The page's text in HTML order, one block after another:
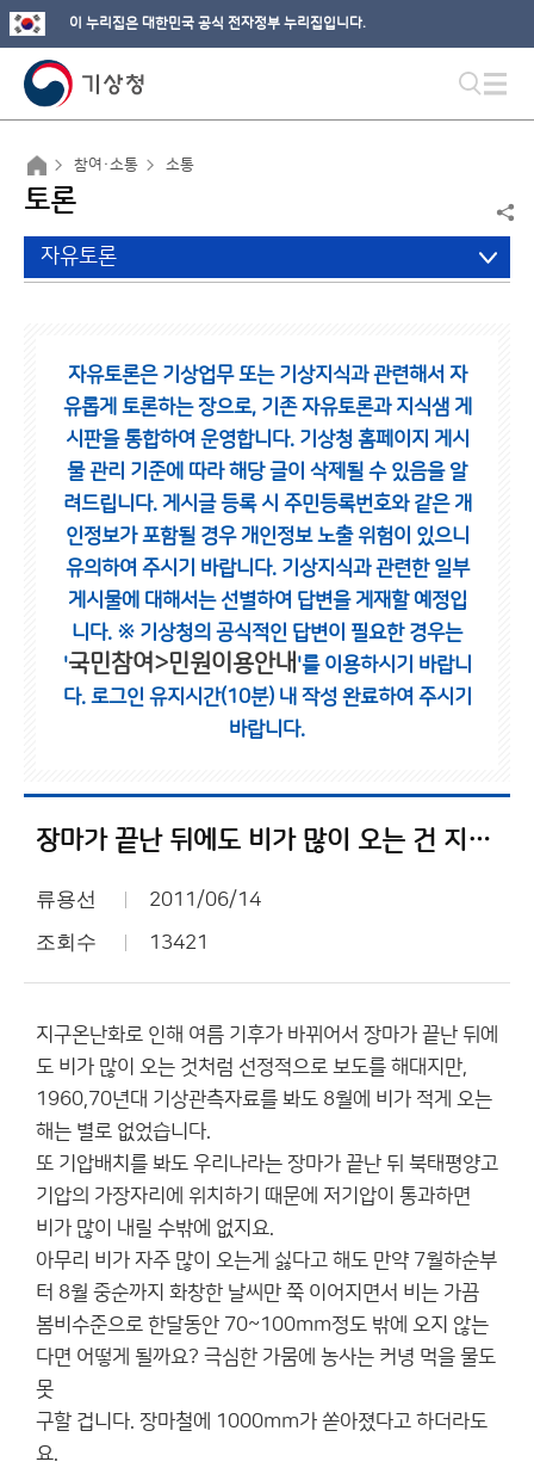
이 누리집은 대한민국 공식 전자정부 누리집입니다.
참여·소통 소통
토론
자유토론
자유토론은 기상업무 또는 기상지식과 관련해서 자
유롭게 토론하는 장으로, 기존 자유토론과 지식샘 게
시판을 통합하여 운영합니다. 기상청 홈페이지 게시
물 관리 기준에 따라 해당 글이 삭제될 수 있음을 알
려드립니다. 게시글 등록 시 주민등록번호와 같은 개
인정보가 포함될 경우 개인정보 노출 위험이 있으니
유의하여 주시기 바랍니다. 기상지식과 관련한 일부
게시물에 대해서는 선별하여 답변을 게재할 예정입
니다. ※ 기상청의 공식적인 답변이 필요한 경우는
'국민참여>민원이용안내 '를 이용하시기 바랍니
다. 로그인 유지시간(10분) 내 작성 완료하여 주시기
바랍니다.
장마가 끝난 뒤에도 비가 많이 오는 건 지극히 정상적인 겁니다.
류용선 2011/06/14
조회수 13421
지구온난화로 인해 여름 기후가 바뀌어서 장마가 끝난 뒤에
도 비가 많이 오는 것처럼 선정적으로 보도를 해대지만,
1960,70년대 기상관측자료를 봐도 8월에 비가 적게 오는
해는 별로 없었습니다.
또 기압배치를 봐도 우리나라는 장마가 끝난 뒤 북태평양고
기압의 가장자리에 위치하기 때문에 저기압이 통과하면
비가 많이 내릴 수밖에 없지요.
아무리 비가 자주 많이 오는게 싫다고 해도 만약 7월하순부
터 8월 중순까지 화창한 날씨만 쭉 이어지면서 비는 가끔
봄비수준으로 한달동안 70~100mm정도 밖에 오지 않는
다면 어떻게 될까요? 극심한 가뭄에 농사는 커녕 먹을 물도
못
구할 겁니다. 장마철에 1000mm가 쏟아졌다고 하더라도
요.